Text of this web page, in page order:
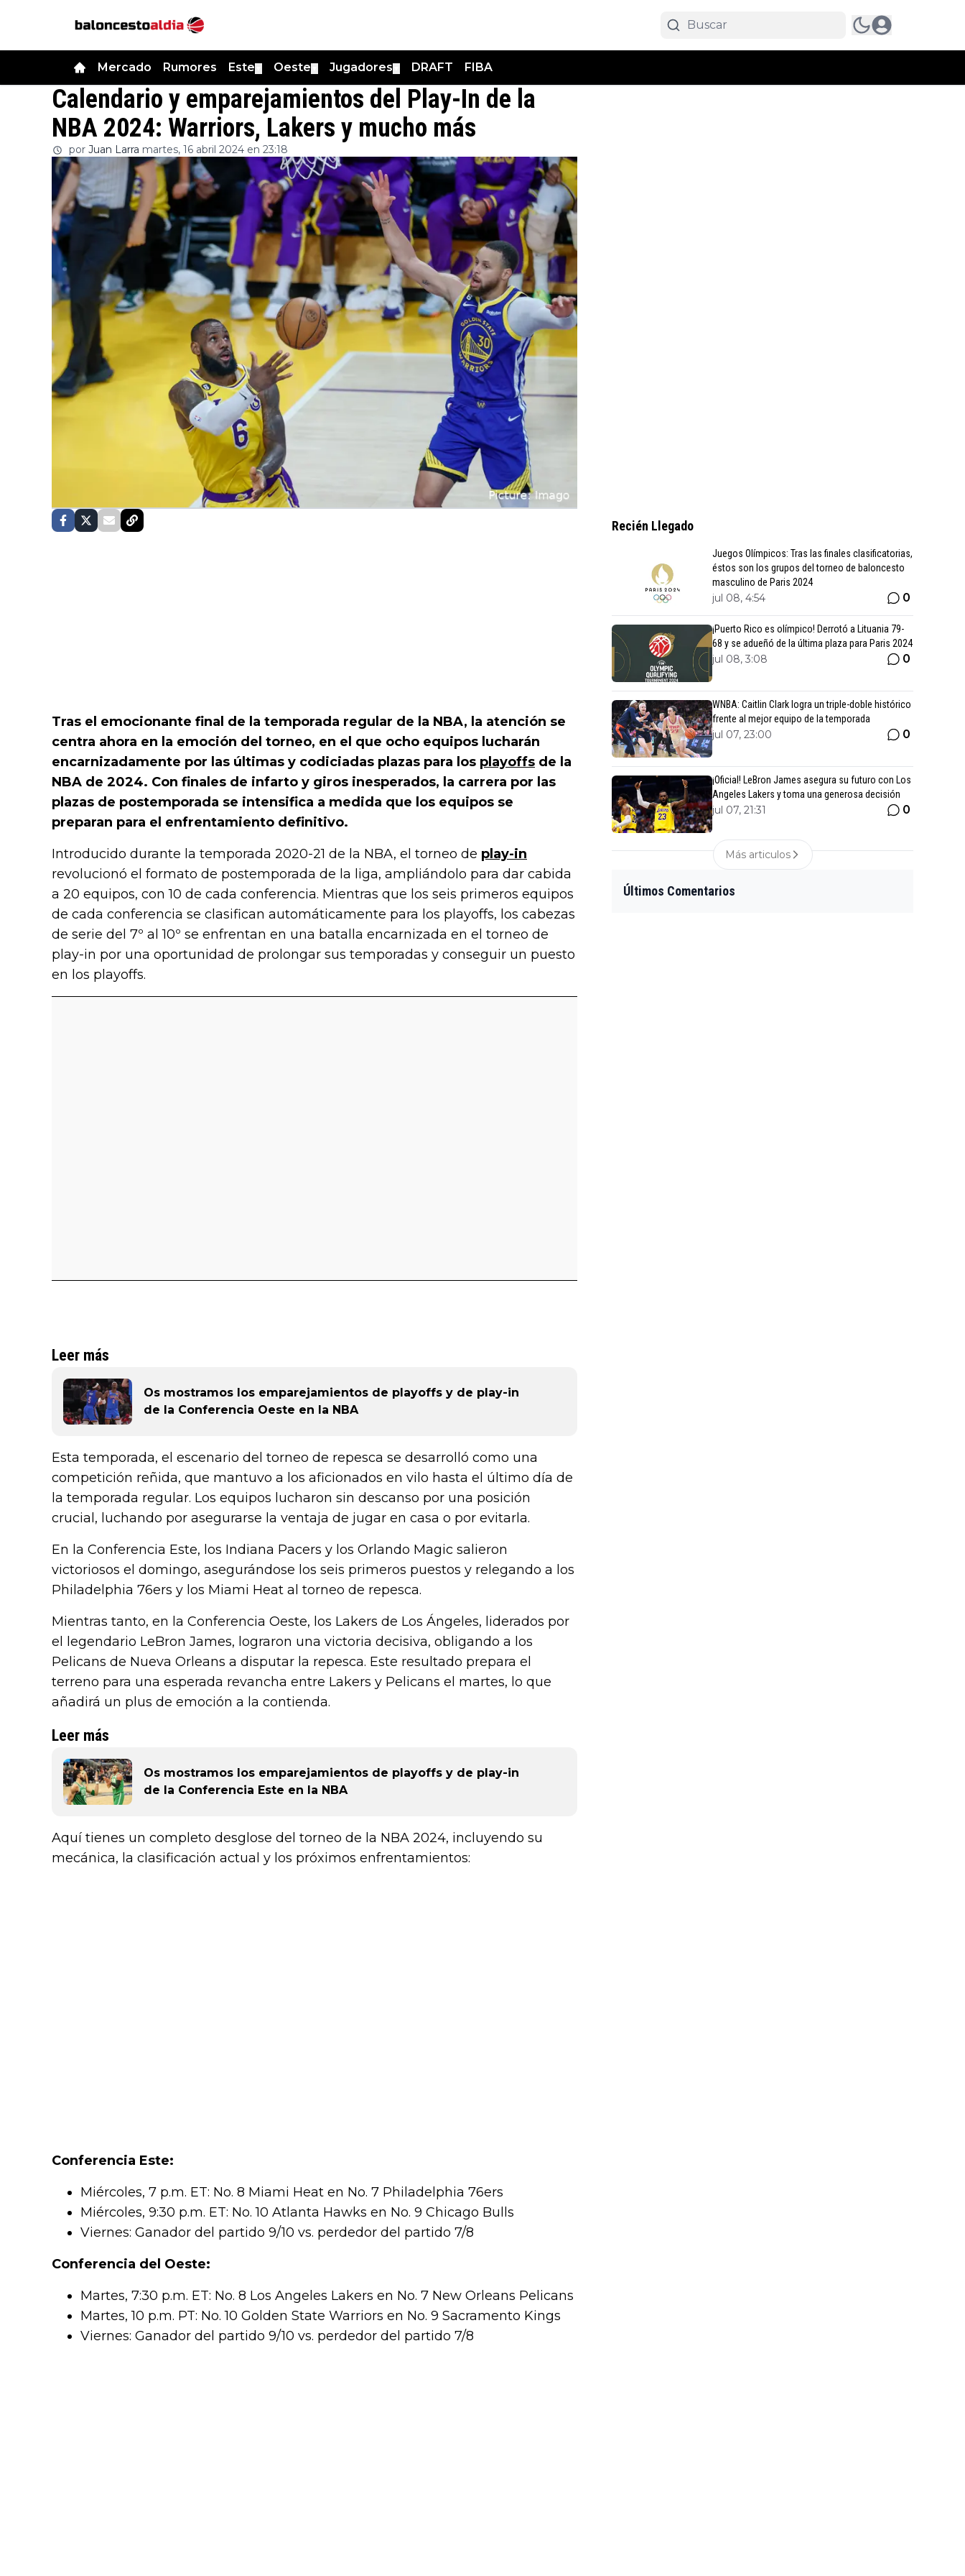
Mercado Rumores Este Oeste Jugadores DRAFT FIBA
Calendario y emparejamientos del Play-In de la
NBA 2024: Warriors, Lakers y mucho más
por Juan Larra martes, 16 abril 2024 en 23:18
Tras el emocionante final de la temporada regular de la NBA, la atención se
centra ahora en la emoción del torneo, en el que ocho equipos lucharán
encarnizadamente por las últimas y codiciadas plazas para los playoffs de la
NBA de 2024. Con finales de infarto y giros inesperados, la carrera por las
plazas de postemporada se intensifica a medida que los equipos se
preparan para el enfrentamiento definitivo.
Introducido durante la temporada 2020-21 de la NBA, el torneo de play-in
revolucionó el formato de postemporada de la liga, ampliándolo para dar cabida
a 20 equipos, con 10 de cada conferencia. Mientras que los seis primeros equipos
de cada conferencia se clasifican automáticamente para los playoffs, los cabezas
de serie del 7º al 10º se enfrentan en una batalla encarnizada en el torneo de
play-in por una oportunidad de prolongar sus temporadas y conseguir un puesto
en los playoffs.
Leer más
Os mostramos los emparejamientos de playoffs y de play-in
de la Conferencia Oeste en la NBA
Esta temporada, el escenario del torneo de repesca se desarrolló como una
competición reñida, que mantuvo a los aficionados en vilo hasta el último día de
la temporada regular. Los equipos lucharon sin descanso por una posición
crucial, luchando por asegurarse la ventaja de jugar en casa o por evitarla.
En la Conferencia Este, los Indiana Pacers y los Orlando Magic salieron
victoriosos el domingo, asegurándose los seis primeros puestos y relegando a los
Philadelphia 76ers y los Miami Heat al torneo de repesca.
Mientras tanto, en la Conferencia Oeste, los Lakers de Los Ángeles, liderados por
el legendario LeBron James, lograron una victoria decisiva, obligando a los
Pelicans de Nueva Orleans a disputar la repesca. Este resultado prepara el
terreno para una esperada revancha entre Lakers y Pelicans el martes, lo que
añadirá un plus de emoción a la contienda.
Leer más
Os mostramos los emparejamientos de playoffs y de play-in
de la Conferencia Este en la NBA
Aquí tienes un completo desglose del torneo de la NBA 2024, incluyendo su
mecánica, la clasificación actual y los próximos enfrentamientos:
Conferencia Este:
Miércoles, 7 p.m. ET: No. 8 Miami Heat en No. 7 Philadelphia 76ers
Miércoles, 9:30 p.m. ET: No. 10 Atlanta Hawks en No. 9 Chicago Bulls
Viernes: Ganador del partido 9/10 vs. perdedor del partido 7/8
Conferencia del Oeste:
Martes, 7:30 p.m. ET: No. 8 Los Angeles Lakers en No. 7 New Orleans Pelicans
Martes, 10 p.m. PT: No. 10 Golden State Warriors en No. 9 Sacramento Kings
Viernes: Ganador del partido 9/10 vs. perdedor del partido 7/8
Recién Llegado
Juegos Olímpicos: Tras las finales clasificatorias,
éstos son los grupos del torneo de baloncesto
masculino de Paris 2024
jul 08, 4:54 0
¡Puerto Rico es olímpico! Derrotó a Lituania 79-
68 y se adueñó de la última plaza para Paris 2024
jul 08, 3:08 0
WNBA: Caitlin Clark logra un triple-doble histórico
frente al mejor equipo de la temporada
jul 07, 23:00 0
¡Oficial! LeBron James asegura su futuro con Los
Angeles Lakers y toma una generosa decisión
jul 07, 21:31 0
Más articulos
Últimos Comentarios